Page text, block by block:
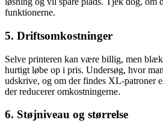
funktionerne.
5. Driftsomkostninger
Selve printeren kan være billig, men
hurtigt løbe op i pris. Undersøg, hvor
udskrive, og om der findes XL-patroner
der reducerer omkostningerne.
6. Støjniveau og størrelse